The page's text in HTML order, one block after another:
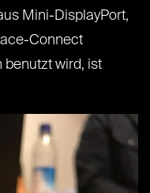
Mini-DisplayPort,
Connect
benutzt wird, ist